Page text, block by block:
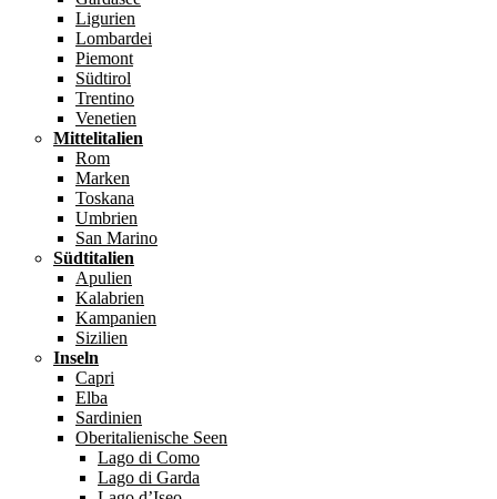
Ligurien
Lombardei
Piemont
Südtirol
Trentino
Venetien
Mittelitalien
Rom
Marken
Toskana
Umbrien
San Marino
Südtitalien
Apulien
Kalabrien
Kampanien
Sizilien
Inseln
Capri
Elba
Sardinien
Oberitalienische Seen
Lago di Como
Lago di Garda